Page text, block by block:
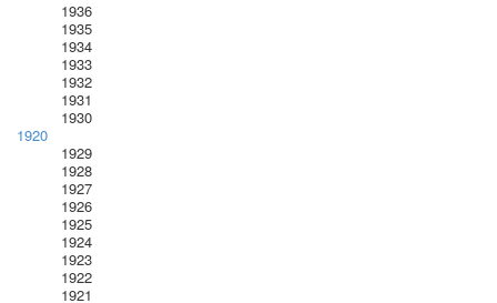
1936
1935
1934
1933
1932
1931
1930
1920
1929
1928
1927
1926
1925
1924
1923
1922
1921